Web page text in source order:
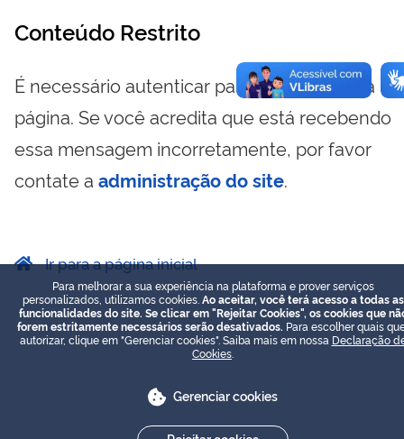
Conteúdo Restrito
É necessário autenticar para visualizar essa
página. Se você acredita que está recebendo
essa mensagem incorretamente, por favor
contate a administração do site.
Ir para a página inicial
Para melhorar a sua experiência na plataforma e prover serviços
personalizados, utilizamos cookies. Ao aceitar, você terá acesso a todas as
funcionalidades do site. Se clicar em "Rejeitar Cookies", os cookies que
forem estritamente necessários serão desativados. Para escolher quais
autorizar, clique em "Gerenciar cookies". Saiba mais em nossa Declaração
Cookies
Gerenciar cookies